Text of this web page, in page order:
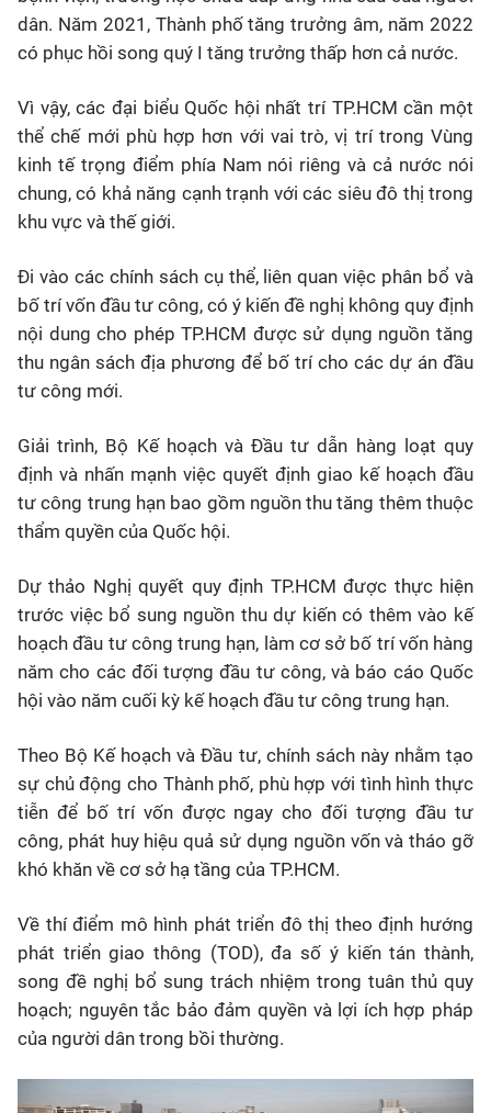
dân. Năm 2021, Thành phố tăng trưởng âm, năm 2022
có phục hồi song quý I tăng trưởng thấp hơn cả nước.
Vì vậy, các đại biểu Quốc hội nhất trí TP.HCM cần một
thể chế mới phù hợp hơn với vai trò, vị trí trong Vùng
kinh tế trọng điểm phía Nam nói riêng và cả nước nói
chung, có khả năng cạnh trạnh với các siêu đô thị trong
khu vực và thế giới.
Đi vào các chính sách cụ thể, liên quan việc phân bổ và
bố trí vốn đầu tư công, có ý kiến đề nghị không quy định
nội dung cho phép TP.HCM được sử dụng nguồn tăng
thu ngân sách địa phương để bố trí cho các dự án đầu
tư công mới.
Giải trình, Bộ Kế hoạch và Đầu tư dẫn hàng loạt quy
định và nhấn mạnh việc quyết định giao kế hoạch đầu
tư công trung hạn bao gồm nguồn thu tăng thêm thuộc
thẩm quyền của Quốc hội.
Dự thảo Nghị quyết quy định TP.HCM được thực hiện
trước việc bổ sung nguồn thu dự kiến có thêm vào kế
hoạch đầu tư công trung hạn, làm cơ sở bố trí vốn hàng
năm cho các đối tượng đầu tư công, và báo cáo Quốc
hội vào năm cuối kỳ kế hoạch đầu tư công trung hạn.
Theo Bộ Kế hoạch và Đầu tư, chính sách này nhằm tạo
sự chủ động cho Thành phố, phù hợp với tình hình thực
tiễn để bố trí vốn được ngay cho đối tượng đầu tư
công, phát huy hiệu quả sử dụng nguồn vốn và tháo gỡ
khó khăn về cơ sở hạ tầng của TP.HCM.
Về thí điểm mô hình phát triển đô thị theo định hướng
phát triển giao thông (TOD), đa số ý kiến tán thành,
song đề nghị bổ sung trách nhiệm trong tuân thủ quy
hoạch; nguyên tắc bảo đảm quyền và lợi ích hợp pháp
của người dân trong bồi thường.